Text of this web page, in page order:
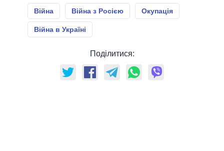
Війна Війна з Росією Окупація
Війна в Україні
Поділитися: